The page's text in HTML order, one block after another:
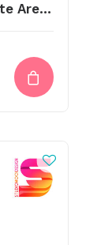
25mm Houten Knoopjes How Cute Are You ?